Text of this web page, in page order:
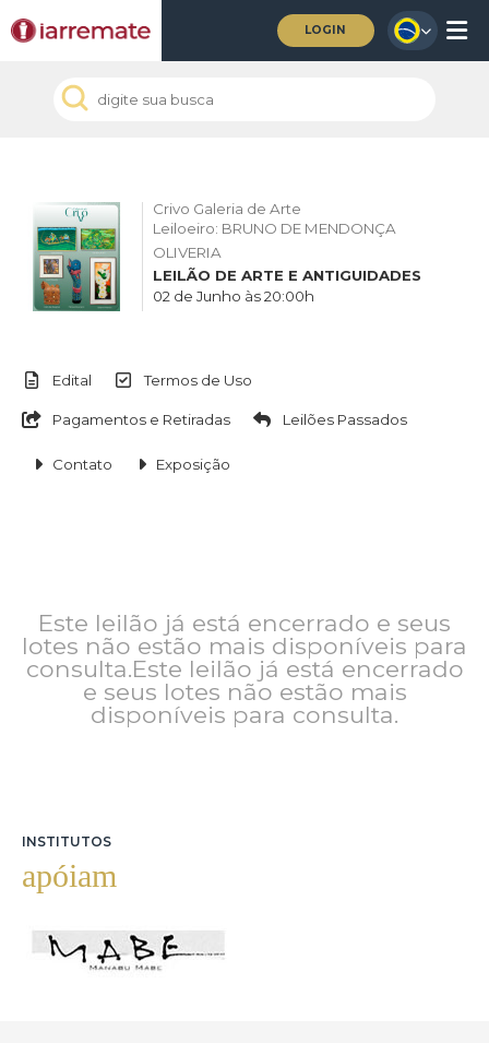
LOGIN
Crivo Galeria de Arte
Leiloeiro: BRUNO DE MENDONÇA
OLIVERIA
LEILÃO DE ARTE E ANTIGUIDADES
02 de Junho às 20:00h
Edital Termos de Uso
Pagamentos e Retiradas Leilões Passados
Contato Exposição
Este leilão já está encerrado e seus
lotes não estão mais disponíveis para
consulta.Este leilão já está encerrado
e seus lotes não estão mais
disponíveis para consulta.
INSTITUTOS
apóiam